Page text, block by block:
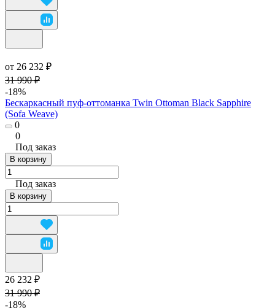
от 26 232 ₽
31 990 ₽
-18%
Бескаркасный пуф-оттоманка Twin Ottoman Black Sapphire
(Sofa Weave)
0
0
Под заказ
В корзину
Под заказ
В корзину
26 232 ₽
31 990 ₽
-18%